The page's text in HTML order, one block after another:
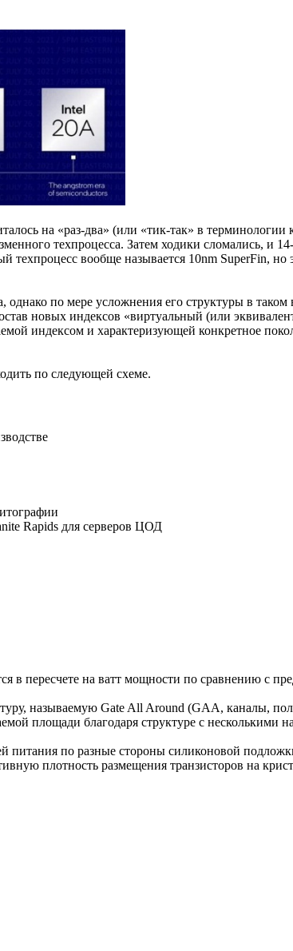
на «раз-два» (или «тик-так» в
техпроцесса. Затем ходики сломались, и
вообще называется 10nm SuperFin,
однако по мере усложнения его структуры в
новых индексов «виртуальный (или
индексом и характеризующей конкретное
по следующей схеме.
Rapids для серверов ЦОД
в пересчете на ватт мощности по сравнению с
называемую Gate All Around (GAA, каналы,
площади благодаря структуре с несколькими
питания по разные стороны силиконовой
плотность размещения транзисторов на